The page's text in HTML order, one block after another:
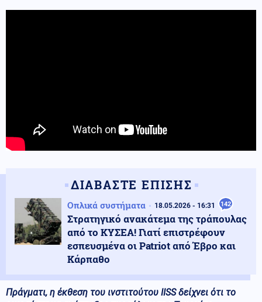
ΔΙΑΒΑΣΤΕ ΕΠΙΣΗΣ
Οπλικά συστήματα 18.05.2026 - 16:31 142
Στρατηγικό ανακάτεμα της τράπουλας
από το ΚΥΣΕΑ! Γιατί επιστρέφουν
εσπευσμένα οι Patriot από Έβρο και
Κάρπαθο
Πράγματι, η έκθεση του ινστιτούτου IISS δείχνει ότι το